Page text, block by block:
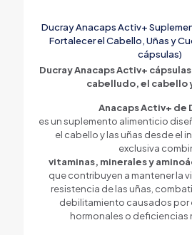
Ducray Anacaps Activ+
Fortalecer el Cabello, Uñas y
cápsulas)
Ducray Anacaps Activ+
cabelludo, el cabello
Anacaps Activ+ de
es un suplemento alimenticio
el cabello y las uñas desde el
exclusiva
vitaminas, minerales y
que contribuyen a mantener la
resistencia de las uñas,
debilitamiento causados por
hormonales o deficiencias